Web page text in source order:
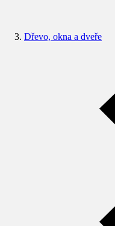
Dřevo, okna a dveře